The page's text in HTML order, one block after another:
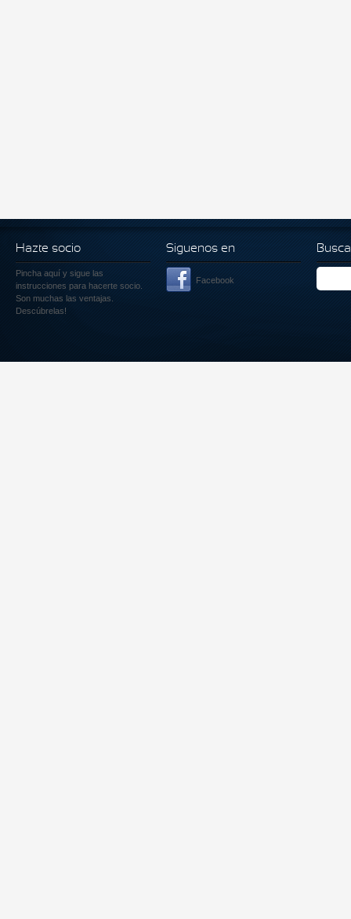
Hazte socio
Pincha aquí y sigue las
instrucciones para hacerte socio.
Son muchas las ventajas.
Descúbrelas!
Siguenos en
Facebook